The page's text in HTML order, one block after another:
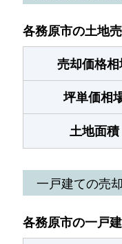
各務原市の土地
売却価格
坪単価相
土地面積
一戸建ての売
各務原市の一戸